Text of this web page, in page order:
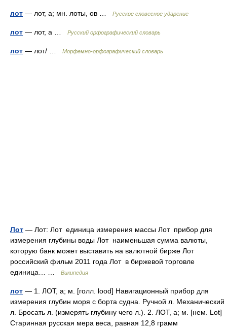
лот — лот, а; мн. лоты, ов … Русское словесное ударение
лот — лот, а … Русский орфографический словарь
лот — лот/ … Морфемно-орфографический словарь
Лот — Лот: Лот единица измерения массы Лот прибор для
измерения глубины воды Лот наименьшая сумма валюты,
которую банк может выставить на валютной бирже Лот
российский фильм 2011 года Лот в биржевой торговле
единица… …
Википедия
лот — 1. ЛОТ, а; м. [голл. lood] Навигационный прибор для
измерения глубин моря с борта судна. Ручной л. Механический
л. Бросать л. (измерять глубину чего л.). 2. ЛОТ, а; м. [нем. Lot]
Старинная русская мера веса, равная 12,8 грамм